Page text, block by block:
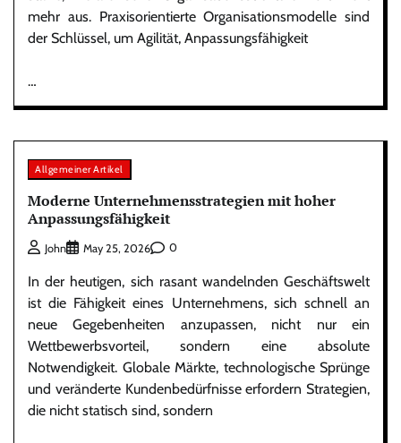
mehr aus. Praxisorientierte Organisationsmodelle sind
der Schlüssel, um Agilität, Anpassungsfähigkeit
…
Allgemeiner Artikel
Moderne Unternehmensstrategien mit hoher
Anpassungsfähigkeit
John May 25, 2026 0
In der heutigen, sich rasant wandelnden Geschäftswelt
ist die Fähigkeit eines Unternehmens, sich schnell an
neue Gegebenheiten anzupassen, nicht nur ein
Wettbewerbsvorteil, sondern eine absolute
Notwendigkeit. Globale Märkte, technologische Sprünge
und veränderte Kundenbedürfnisse erfordern Strategien,
die nicht statisch sind, sondern